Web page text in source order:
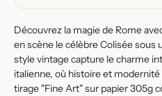
Découvrez la magie de Rome
en scène le célèbre Colisée sous
style vintage capture le charme
italienne, où histoire et
tirage "Fine Art" sur papier 305g